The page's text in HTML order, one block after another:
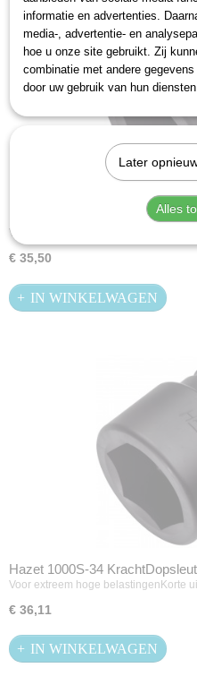
Hazet 1000S-33
Voor extreem hoge belastingenKorte
€ 35,50
IN WINKELWAGEN
Hazet 1000S-34
Voor extreem hoge belastingenKorte
€ 36,11
IN WINKELWAGEN
informatie en advertenties.
media-, advertentie- en
hoe u onze site gebruikt. Zij
combinatie met andere
door uw gebruik van hun
Later
Alles